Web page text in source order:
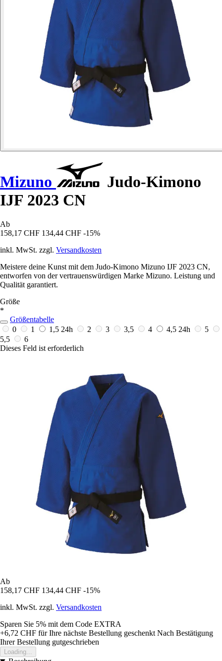
Mizuno
Judo-Kimono
IJF 2023 CN
Ab
158,17 CHF 134,44 CHF -15%
inkl. MwSt. zzgl. Versandkosten
Meistere deine Kunst mit dem Judo-Kimono Mizuno IJF 2023 CN,
entworfen von der vertrauenswürdigen Marke Mizuno. Leistung und
Qualität garantiert.
Größe
*
Größentabelle
0
1 1,5 24h 2 3 3,5 4 4,5 24h
5
5,5
6
Dieses Feld ist erforderlich
Ab
158,17 CHF 134,44 CHF -15%
inkl. MwSt. zzgl. Versandkosten
Sparen Sie 5% mit dem Code EXTRA
+6,72 CHF für Ihre nächste Bestellung geschenkt Nach Bestätigung
Ihrer Bestellung gutgeschrieben
Loading...